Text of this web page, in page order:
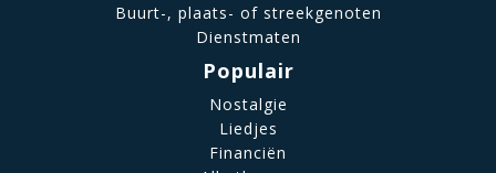
Buurt-, plaats- of streekgenoten
Dienstmaten
Populair
Nostalgie
Liedjes
Financiën